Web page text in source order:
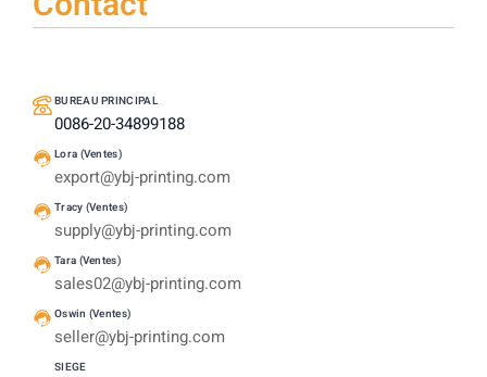
BUREAU PRINCIPAL
0086-20-34899188
Lora (Ventes)
export@ybj-printing.com
Tracy (Ventes)
supply@ybj-printing.com
Tara (Ventes)
sales02@ybj-printing.com
Oswin (Ventes)
seller@ybj-printing.com
SIEGE